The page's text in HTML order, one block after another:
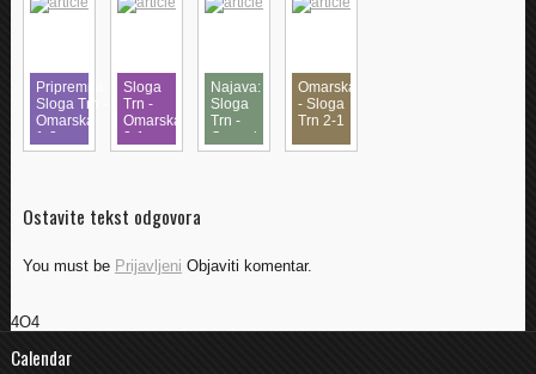
Pripremna:
Sloga Trn -
Omarska
1-3
Sloga
Trn -
Omarska
2-1
Najava:
Sloga
Trn -
Omarska
Omarska
- Sloga
Trn 2-1
Ostavite tekst odgovora
You must be Prijavljeni Objaviti komentar.
4O4
Calendar